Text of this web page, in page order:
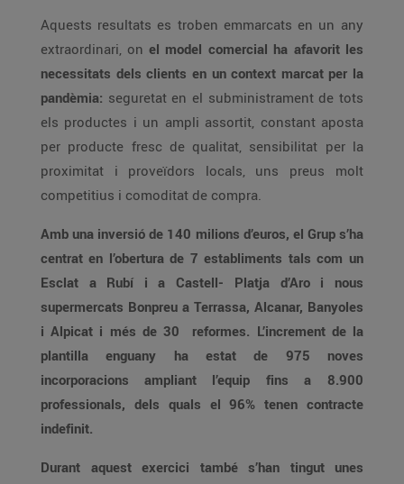
Aquests resultats es troben emmarcats en un any
extraordinari, on el model comercial ha afavorit les
necessitats dels clients en un context marcat per la
pandèmia: seguretat en el subministrament de tots
els productes i un ampli assortit, constant aposta
per producte fresc de qualitat, sensibilitat per la
proximitat i proveïdors locals, uns preus molt
competitius i comoditat de compra.
Amb una inversió de 140 milions d’euros, el Grup s’ha
centrat en l’obertura de 7 establiments tals com un
Esclat a Rubí i a Castell- Platja d’Aro i nous
supermercats Bonpreu a Terrassa, Alcanar, Banyoles
i Alpicat i més de 30 reformes. L’increment de la
plantilla enguany ha estat de 975 noves
incorporacions ampliant l’equip fins a 8.900
professionals, dels quals el 96% tenen contracte
indefinit.
Durant aquest exercici també s’han tingut unes